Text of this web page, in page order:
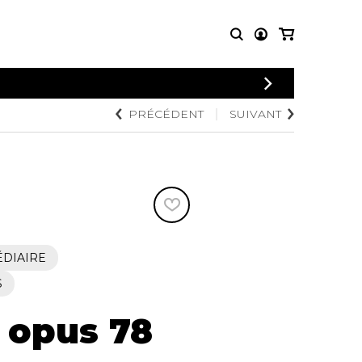
CONNEXION
PARTITIONS
POUR
Quatuor de saxophones
AUTRES
PRODUITS
Disques compacts et
DVDs
PRÉCÉDENT SUIVANT
78